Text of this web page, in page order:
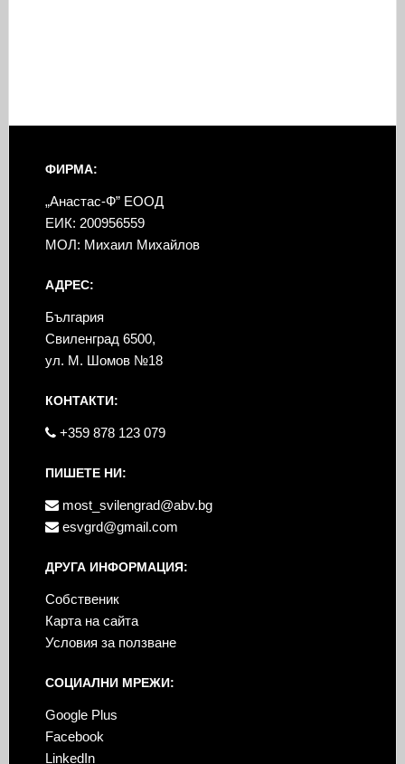
ФИРМА:
„Анастас-Ф” ЕООД
ЕИК: 200956559
МОЛ: Михаил Михайлов
АДРЕС:
България
Свиленград 6500,
ул. М. Шомов №18
КОНТАКТИ:
+359 878 123 079
ПИШЕТЕ НИ:
most_svilengrad@abv.bg
esvgrd@gmail.com
ДРУГА ИНФОРМАЦИЯ:
Собственик
Карта на сайта
Условия за ползване
СОЦИАЛНИ МРЕЖИ:
Google Plus
Facebook
LinkedIn